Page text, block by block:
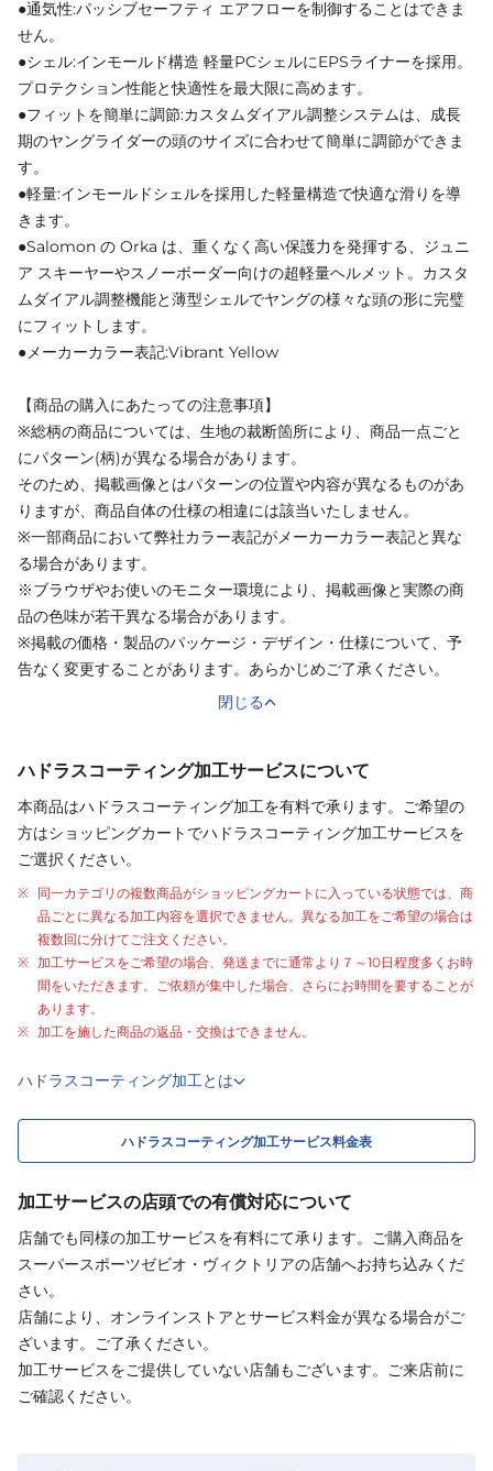
●通気性:パッシブセーフティ エアフローを制御することはできま
せん。
●シェル:インモールド構造 軽量PCシェルにEPSライナーを採用。
プロテクション性能と快適性を最大限に高めます。
●フィットを簡単に調節:カスタムダイアル調整システムは、成長
期のヤングライダーの頭のサイズに合わせて簡単に調節ができま
す。
●軽量:インモールドシェルを採用した軽量構造で快適な滑りを導
きます。
●Salomon の Orka は、重くなく高い保護力を発揮する、ジュニ
ア スキーヤーやスノーボーダー向けの超軽量ヘルメット。カスタ
ムダイアル調整機能と薄型シェルでヤングの様々な頭の形に完璧
にフィットします。
●メーカーカラー表記:Vibrant Yellow
【商品の購入にあたっての注意事項】
※総柄の商品については、生地の裁断箇所により、商品一点ごと
にパターン(柄)が異なる場合があります。
そのため、掲載画像とはパターンの位置や内容が異なるものがあ
りますが、商品自体の仕様の相違には該当いたしません。
※一部商品において弊社カラー表記がメーカーカラー表記と異な
る場合があります。
※ブラウザやお使いのモニター環境により、掲載画像と実際の商
品の色味が若干異なる場合があります。
※掲載の価格・製品のパッケージ・デザイン・仕様について、予
告なく変更することがあります。あらかじめご了承ください。
閉じる
ハドラスコーティング加工サービスについて
本商品はハドラスコーティング加工を有料で承ります。ご希望の
方はショッピングカートでハドラスコーティング加工サービスを
ご選択ください。
同一カテゴリの複数商品がショッピングカートに入っている状態では、商
品ごとに異なる加工内容を選択できません。異なる加工をご希望の場合は
複数回に分けてご注文ください。
加工サービスをご希望の場合、発送までに通常より ７～10日程度多くお時
間をいただきます。ご依頼が集中した場合、さらにお時間を要することが
あります。
加工を施した商品の返品・交換はできません。
ハドラスコーティング加工とは
ハドラスコーティング加工サービス料金表
加工サービスの店頭での有償対応について
店舗でも同様の加工サービスを有料にて承ります。ご購入商品を
スーパースポーツゼビオ・ヴィクトリアの店舗へお持ち込みくだ
さい。
店舗により、オンラインストアとサービス料金が異なる場合がご
ざいます。ご了承ください。
加工サービスをご提供していない店舗もございます。ご来店前に
ご確認ください。